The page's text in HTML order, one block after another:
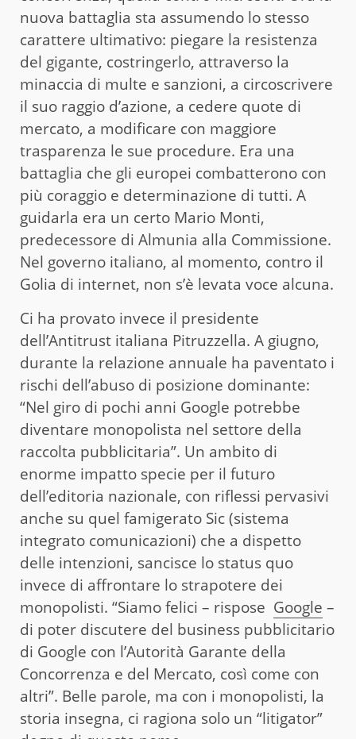
nuova battaglia sta assumendo lo stesso
carattere ultimativo: piegare la resistenza
del gigante, costringerlo, attraverso la
minaccia di multe e sanzioni, a circoscrivere
il suo raggio d’azione, a cedere quote di
mercato, a modificare con maggiore
trasparenza le sue procedure. Era una
battaglia che gli europei combatterono con
più coraggio e determinazione di tutti. A
guidarla era un certo Mario Monti,
predecessore di Almunia alla Commissione.
Nel governo italiano, al momento, contro il
Golia di internet, non s’è levata voce alcuna.
Ci ha provato invece il presidente
dell’Antitrust italiana Pitruzzella. A giugno,
durante la relazione annuale ha paventato i
rischi dell’abuso di posizione dominante:
“Nel giro di pochi anni Google potrebbe
diventare monopolista nel settore della
raccolta pubblicitaria”. Un ambito di
enorme impatto specie per il futuro
dell’editoria nazionale, con riflessi pervasivi
anche su quel famigerato Sic (sistema
integrato comunicazioni) che a dispetto
delle intenzioni, sancisce lo status quo
invece di affrontare lo strapotere dei
monopolisti. “Siamo felici – rispose Google –
di poter discutere del business pubblicitario
di Google con l’Autorità Garante della
Concorrenza e del Mercato, così come con
altri”. Belle parole, ma con i monopolisti, la
storia insegna, ci ragiona solo un “litigator”